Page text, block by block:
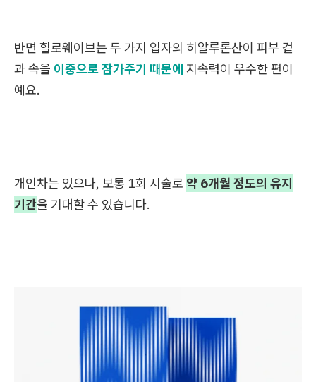
반면 힐로웨이브는 두 가지 입자의 히알루론산이 피부 겉
과 속을 이중으로 잠가주기 때문에 지속력이 우수한 편이
예요.
개인차는 있으나, 보통 1회 시술로 약 6개월 정도의 유지
기간을 기대할 수 있습니다.